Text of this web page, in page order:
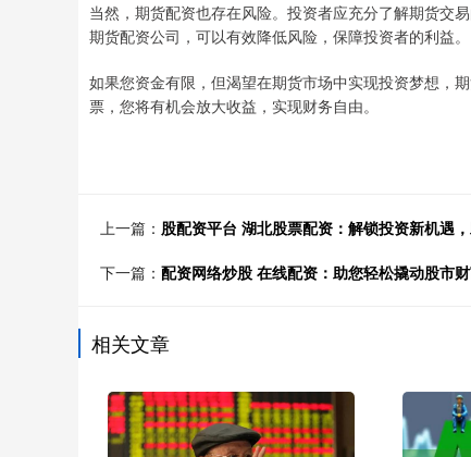
当然，期货配资也存在风险。投资者应充分了解期货交
期货配资公司，可以有效降低风险，保障投资者的利益。
如果您资金有限，但渴望在期货市场中实现投资梦想，
票，您将有机会放大收益，实现财务自由。
上一篇： 股配资平台 湖北股票配资：解锁投资新机遇
下一篇： 配资网络炒股 在线配资：助您轻松撬动股市
相关文章